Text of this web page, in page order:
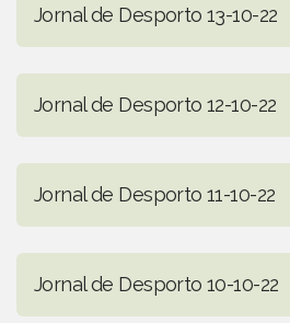
Jornal de Desporto 13-10-22
Jornal de Desporto 12-10-22
Jornal de Desporto 11-10-22
Jornal de Desporto 10-10-22